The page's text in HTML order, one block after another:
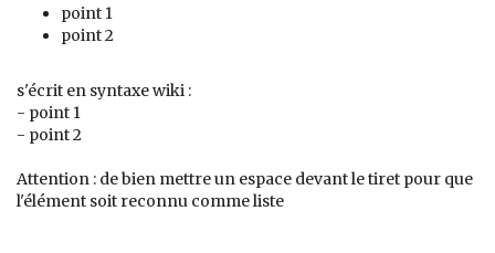
point 1
point 2
s'écrit en syntaxe wiki :
- point 1
- point 2
Attention : de bien mettre un espace devant le tiret pour que
l'élément soit reconnu comme liste